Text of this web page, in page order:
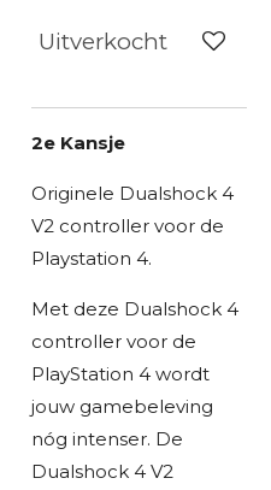
Uitverkocht
2e Kansje
Originele Dualshock 4
V2 controller voor de
Playstation 4.
Met deze Dualshock 4
controller voor de
PlayStation 4 wordt
jouw gamebeleving
nóg intenser. De
Dualshock 4 V2